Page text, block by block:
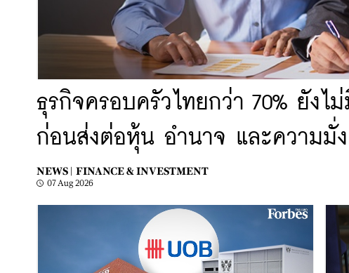
ธุรกิจครอบครัวไทยกว่า 70% ยังไ
ก่อนส่งต่อหุ้น อำนาจ และความมั่
NEWS | FINANCE & INVESTMENT
07 Aug 2026